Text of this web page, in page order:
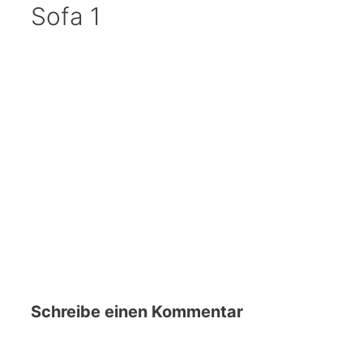
Sofa 1
Schreibe einen Kommentar